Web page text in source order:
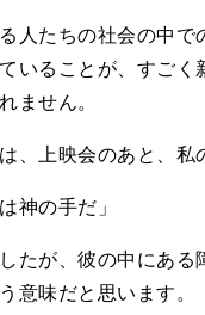
人たちの社会の中で
いることが、すご
ません。
、上映会のあと、私
神の手だ」
たが、彼の中にあ
意味だと思います。